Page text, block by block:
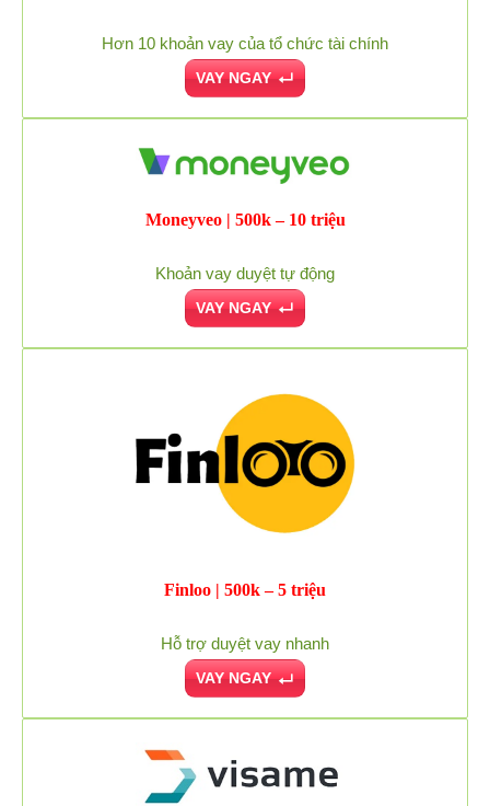
Hơn 10 khoản vay của tổ chức tài chính
VAY NGAY
Moneyveo | 500k – 10 triệu
Khoản vay duyệt tự động
VAY NGAY
Finloo | 500k – 5 triệu
Hỗ trợ duyệt vay nhanh
VAY NGAY